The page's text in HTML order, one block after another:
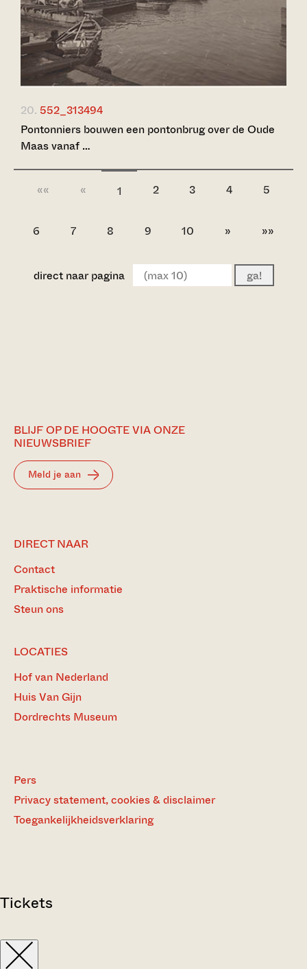
20. 552_313494
Pontonniers bouwen een pontonbrug over de Oude
Maas vanaf …
«« « 1 2 3 4 5
6 7 8 9 10 » »»
direct naar pagina ga!
BLIJF OP DE HOOGTE VIA ONZE
NIEUWSBRIEF
Meld je aan
DIRECT NAAR
Contact
Praktische informatie
Steun ons
LOCATIES
Hof van Nederland
Huis Van Gijn
Dordrechts Museum
Pers
Privacy statement, cookies & disclaimer
Toegankelijkheidsverklaring
Tickets